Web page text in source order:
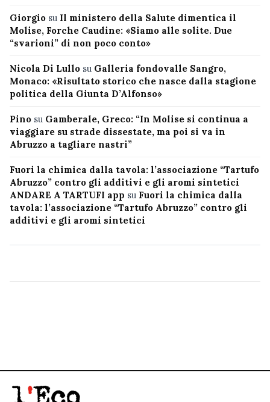
Giorgio su Il ministero della Salute dimentica il
Molise, Forche Caudine: «Siamo alle solite. Due
“svarioni” di non poco conto»
Nicola Di Lullo su Galleria fondovalle Sangro,
Monaco: «Risultato storico che nasce dalla stagione
politica della Giunta D’Alfonso»
Pino su Gamberale, Greco: “In Molise si continua a
viaggiare su strade dissestate, ma poi si va in
Abruzzo a tagliare nastri”
Fuori la chimica dalla tavola: l’associazione “Tartufo
Abruzzo” contro gli additivi e gli aromi sintetici
ANDARE A TARTUFI app su Fuori la chimica dalla
tavola: l’associazione “Tartufo Abruzzo” contro gli
additivi e gli aromi sintetici